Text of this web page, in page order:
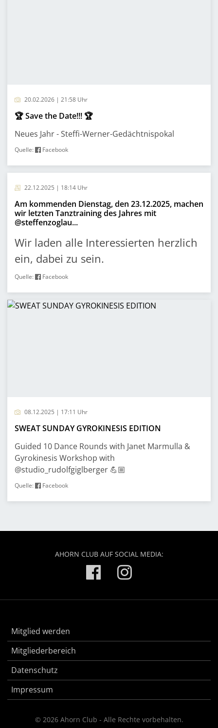
20.02.2026 | 21:58 Uhr
🏆 Save the Date!!! 🏆
Neues Jahr - Steffi-Werner-Gedächtnispokal
Quelle: Facebook
22.12.2025 | 18:14 Uhr
Am kommenden Dienstag, den 23.12.2025, machen
wir letzten Tanztraining des Jahres mit
@steffenzoglau...
Wir laden alle Interessierten herzlich
ein, dabei zu sein.
Quelle: Facebook
08.12.2025 | 17:11 Uhr
SWEAT SUNDAY GYROKINESIS EDITION
Guided 10 Dance Rounds with Janet Marmulla &
Gyrokinesis Workshop with
@studio_rudolfgiglberger 💪🏼
Quelle: Facebook
AHORN CLUB AUF SOCIAL MEDIA:
Mitglied werden
Mitgliederbereich
Datenschutz
Impressum
© 2026 Ahorn Club - Alle Rechte vorbehalten.